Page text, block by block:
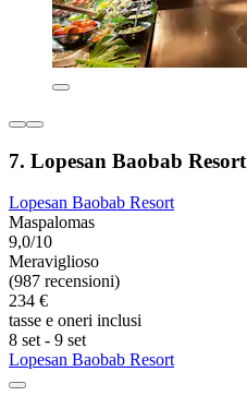
7. Lopesan Baobab Resort
Lopesan Baobab Resort
Maspalomas
9,0/10
Meraviglioso
(987 recensioni)
234 €
tasse e oneri inclusi
8 set - 9 set
Lopesan Baobab Resort